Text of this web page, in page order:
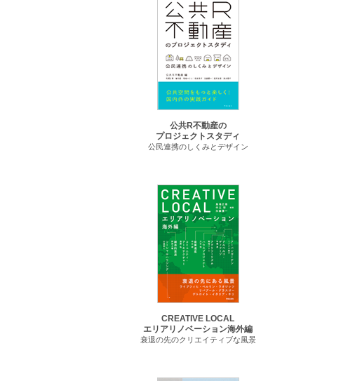
公共R不動産の
プロジェクトスタディ
公民連携のしくみとデザイン
CREATIVE LOCAL
エリアリノベーション海外編
衰退の先のクリエイティブな風景